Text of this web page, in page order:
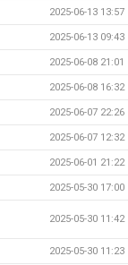
2025-06-13 13:57
2025-06-13 09:43
2025-06-08 21:01
2025-06-08 16:32
2025-06-07 22:26
2025-06-07 12:32
2025-06-01 21:22
2025-05-30 17:00
2025-05-30 11:42
2025-05-30 11:23